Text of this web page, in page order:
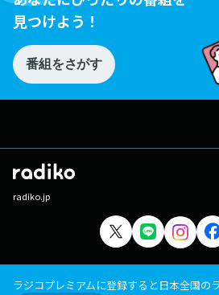
見つけよう！
番組をさがす
radiko.jp
ラジコプレミアムに登録すると日本全国の